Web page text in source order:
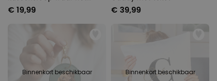
begon
€ 19,99 € 39,99
Binnenkort beschikbaar Binnenkort beschikbaar